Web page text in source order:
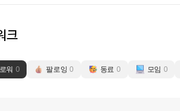
크
워 0 팔로잉 0 동료 0 모임 0